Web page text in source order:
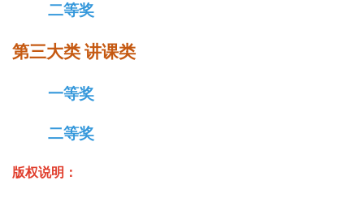
二等奖
第三大类 讲课类
一等奖
二等奖
版权说明：